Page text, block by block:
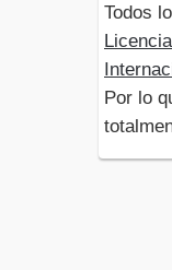
Todos
Por lo